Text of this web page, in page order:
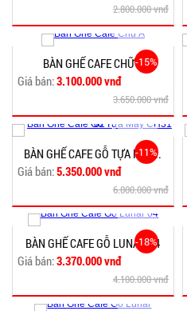
2.800.000 vnđ
-15%
BÀN GHẾ CAFE CHỮ A
Giá bán:3.100.000 vnđ
3.650.000 vnđ
-11%
BÀN GHẾ CAFE GỖ TỰA MÂY...
Giá bán:5.350.000 vnđ
6.000.000 vnđ
-18%
BÀN GHẾ CAFE GỖ LUNAR 04
Giá bán:3.370.000 vnđ
4.100.000 vnđ